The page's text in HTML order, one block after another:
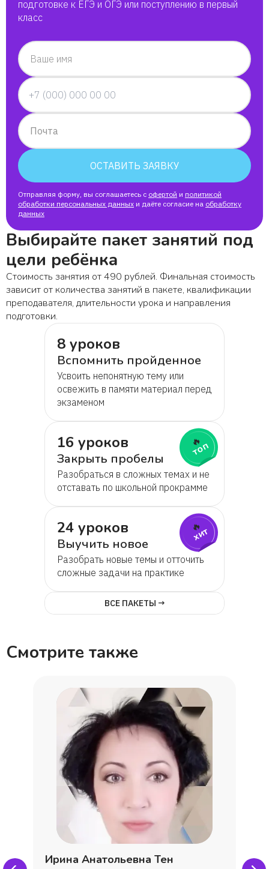
подготовке к ЕГЭ и ОГЭ или поступлению в первый
класс
Ваше имя
Почта
ОСТАВИТЬ ЗАЯВКУ
Отправляя форму, вы соглашаетесь с офертой и политикой
обработки персональных данных и даёте согласие на обработку
данных
Выбирайте пакет занятий под
цели ребёнка
Стоимость занятия от 490 рублей. Финальная стоимость
зависит от количества занятий в пакете, квалификации
преподавателя, длительности урока и направления
подготовки.
8 уроков
Вспомнить пройденное
Усвоить непонятную тему или
освежить в памяти материал перед
экзаменом
16 уроков
Закрыть пробелы
Разобраться в сложных темах и не
отставать по школьной прокрамме
🔥
топ
24 уроков
Выучить новое
Разобрать новые темы и отточить
сложные задачи на практике
🔥
хит
ВСЕ ПАКЕТЫ →
Смотрите также
Ирина Анатольевна Тен